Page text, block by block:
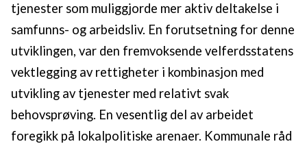
tjenester som muliggjorde mer aktiv deltakelse i
samfunns- og arbeidsliv. En forutsetning for denne
utviklingen, var den fremvoksende velferdsstatens
vektlegging av rettigheter i kombinasjon med
utvikling av tjenester med relativt svak
behovsprøving. En vesentlig del av arbeidet
foregikk på lokalpolitiske arenaer. Kommunale råd